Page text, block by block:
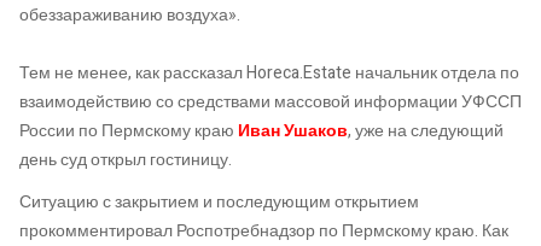
обеззараживанию воздуха».
Тем не менее, как рассказал Horeca.Estate начальник отдела по
взаимодействию со средствами массовой информации УФССП
России по Пермскому краю Иван Ушаков, уже на следующий
день суд открыл гостиницу.
Ситуацию с закрытием и последующим открытием
прокомментировал Роспотребнадзор по Пермскому краю. Как